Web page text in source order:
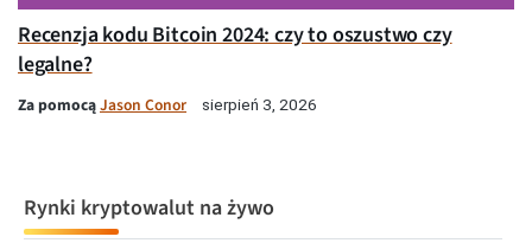
Recenzja kodu Bitcoin 2024: czy to oszustwo czy
legalne?
Za pomocąJason Conor sierpień 3, 2026
Rynki kryptowalut na żywo